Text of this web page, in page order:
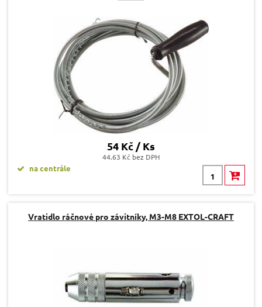
54 Kč / Ks
44.63 Kč bez DPH
na centrále
Vratidlo ráčnové pro závitníky, M3-M8 EXTOL-CRAFT